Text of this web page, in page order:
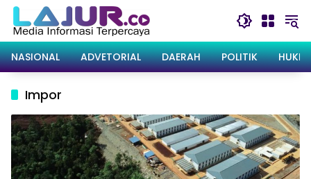
Langsung
konten
NASIONAL
ADVETORIAL DAERAH POLITIK
Impor